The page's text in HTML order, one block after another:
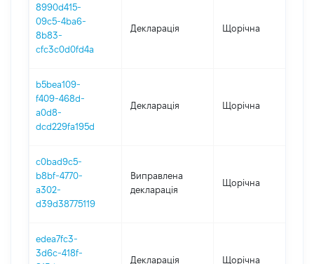
8990d415-
09c5-4ba6-
8b83-
cfc3c0d0fd4a
Декларація Щорічна
b5bea109-
f409-468d-
a0d8-
dcd229fa195d
Декларація Щорічна
c0bad9c5-
b8bf-4770-
a302-
d39d38775119
Виправлена
декларація
Щорічна
edea7fc3-
3d6c-418f-
Декларація Щорічна